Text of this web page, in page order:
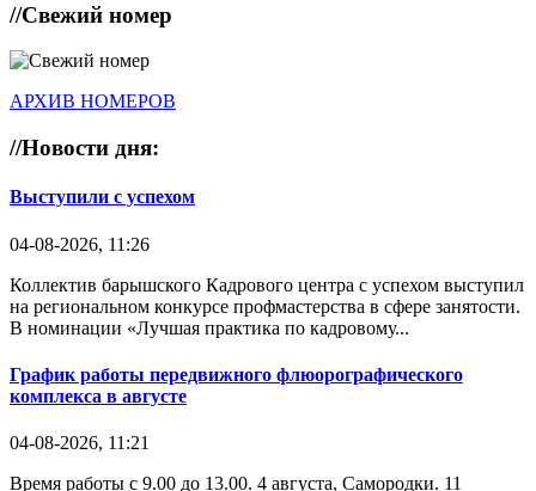
//Свежий номер
АРХИВ НОМЕРОВ
//Новости дня:
Выступили с успехом
04-08-2026, 11:26
Коллектив барышского Кадрового центра с успехом выступил
на региональном конкурсе профмастерства в сфере занятости.
В номинации «Лучшая практика по кадровому...
График работы передвижного флюорографического
комплекса в августе
04-08-2026, 11:21
Время работы с 9.00 до 13.00. 4 августа, Самородки. 11